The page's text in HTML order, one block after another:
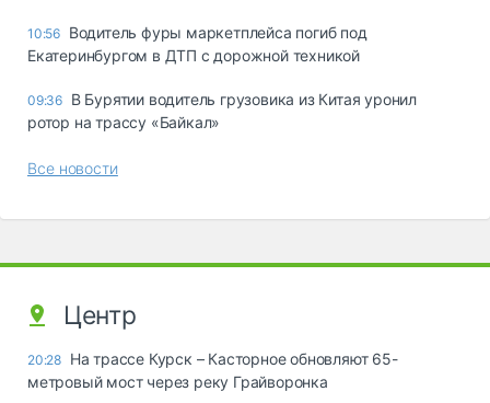
10:56 Водитель фуры маркетплейса погиб под
Екатеринбургом в ДТП с дорожной техникой
09:36 В Бурятии водитель грузовика из Китая уронил
ротор на трассу «Байкал»
Все новости
Центр
20:28 На трассе Курск – Касторное обновляют 65-
метровый мост через реку Грайворонка